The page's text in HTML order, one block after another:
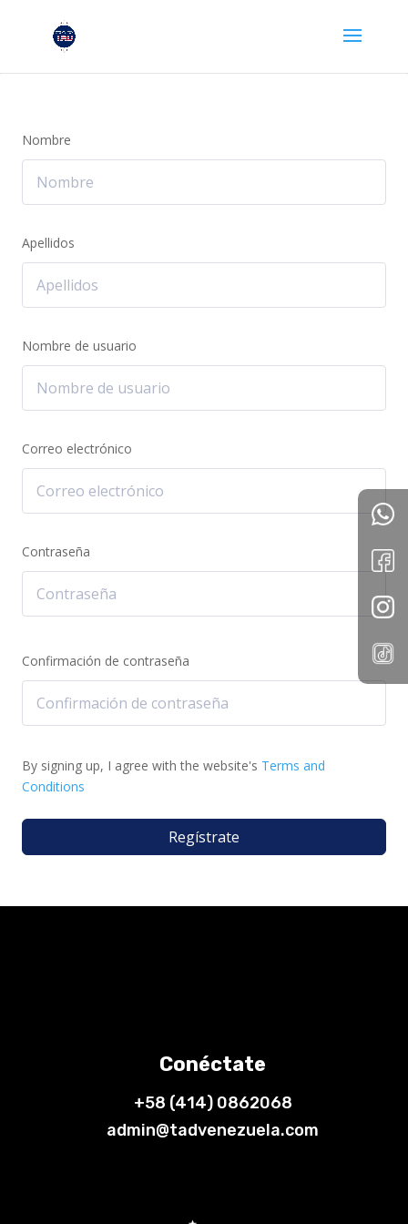
Nombre
Apellidos
Nombre de usuario
Correo electrónico
Contraseña
Confirmación de contraseña
By signing up, I agree with the website's Terms and
Conditions
Regístrate
Conéctate
+58 (414) 0862068
admin@tadvenezuela.com